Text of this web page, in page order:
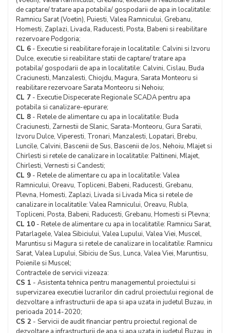
de captare/ tratare apa potabila/ gospodarii de apa in localitatile:
Ramnicu Sarat (Voetin), Puiesti, Valea Ramnicului, Grebanu,
Homesti, Zaplazi, Livada, Raducesti, Posta, Babeni si reabilitare
rezervoare Podgoria;
CL 6 - Executie si reabilitare foraje in localitatile: Calvini si Izvoru
Dulce, executie si reabilitare statii de captare/ tratare apa
potabila/ gospodarii de apa in localitatile: Calvini, Cislau, Buda
Craciunesti, Manzalesti, Chiojdu, Magura, Sarata Monteoru si
reabilitare rezervoare Sarata Monteoru si Nehoiu;
CL 7 - Executie Dispecerate Regionale SCADA pentru apa
potabila si canalizare-epurare;
CL 8 - Retele de alimentare cu apa in localitatile: Buda
Craciunesti, Zarnestii de Slanic, Sarata-Monteoru, Gura Saratii,
Izvoru Dulce, Viperesti, Tronari, Manzalesti, Lopatari, Brebu,
Luncile, Calvini, Bascenii de Sus, Bascenii de Jos, Nehoiu, Mlajet si
Chirlesti si retele de canalizare in localitatile: Paltineni, Mlajet,
Chirlesti, Vernesti si Candesti;
CL 9 - Retele de alimentare cu apa in localitatile: Valea
Ramnicului, Oreavu, Topliceni, Babeni, Raducesti, Grebanu,
Plevna, Homesti, Zaplazi, Livada si Livada Mica si retele de
canalizare in localitatile: Valea Ramnicului, Oreavu, Rubla,
Topliceni, Posta, Babeni, Raducesti, Grebanu, Homesti si Plevna;
CL 10 - Retele de alimentare cu apa in localitatile: Ramnicu Sarat,
Patarlagele, Valea Sibiciului, Valea Lupului, Valea Viei, Muscel,
Maruntisu si Magura si retele de canalizare in localitatile: Ramnicu
Sarat, Valea Lupului, Sibiciu de Sus, Lunca, Valea Viei, Maruntisu,
Poienile si Muscel;
Contractele de servicii vizeaza:
CS 1 - Asistenta tehnica pentru managementul proiectului si
supervizarea executiei lucrarilor din cadrul proiectului regional de
dezvoltare a infrastructurii de apa si apa uzata in judetul Buzau, in
perioada 2014-2020;
CS 2 - Servicii de audit financiar pentru proiectul regional de